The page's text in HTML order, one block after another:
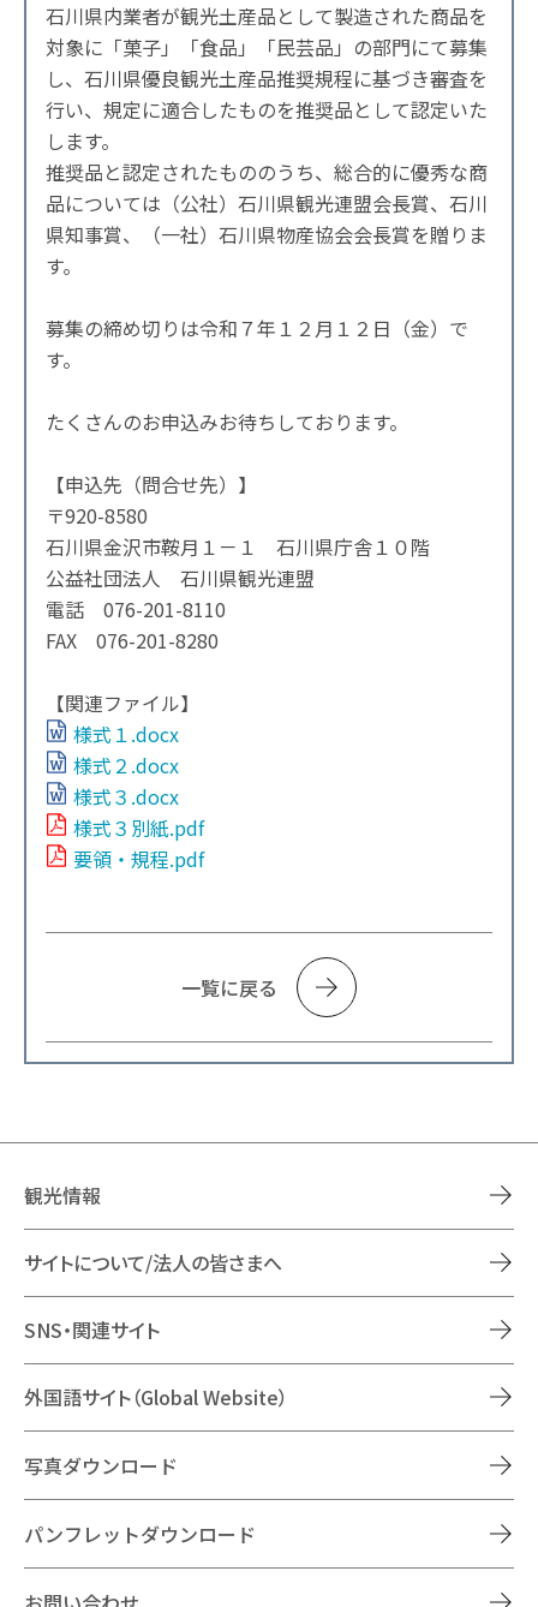
石川県内業者が観光土産品として製造された商品を
対象に「菓子」「食品」「民芸品」の部門にて募集
し、石川県優良観光土産品推奨規程に基づき審査を
行い、規定に適合したものを推奨品として認定いた
します。
推奨品と認定されたもののうち、総合的に優秀な商
品については（公社）石川県観光連盟会長賞、石川
県知事賞、（一社）石川県物産協会会長賞を贈りま
す。
募集の締め切りは令和７年１２月１２日（金）で
す。
たくさんのお申込みお待ちしております。
【申込先（問合せ先）】
〒920-8580
石川県金沢市鞍月１－１ 石川県庁舎１０階
公益社団法人 石川県観光連盟
電話 076-201-8110
FAX 076-201-8280
【関連ファイル】
様式１.docx
様式２.docx
様式３.docx
様式３別紙.pdf
要領・規程.pdf
一覧に戻る
観光情報
サイトについて/法人の皆さまへ
SNS・関連サイト
外国語サイト（Global Website）
写真ダウンロード
パンフレットダウンロード